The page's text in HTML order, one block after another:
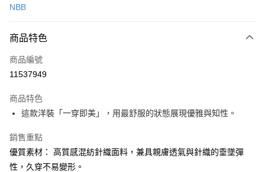
黑貓宅急便
每筆NT$140，滿NT$3,000(含以上)免運費
NBB
商品特色
商品編號
11537949
商品特色
這款洋裝「一穿即美」，用最舒服的狀態展現優雅與知性。
銷售重點
優質素材： 高質感混紡針織面料，兼具親膚透氣與針織的垂墜彈
性，久穿不易變形。